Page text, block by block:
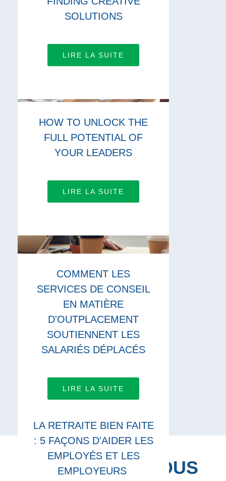
SOLUTIONS
LIRE LA SUITE
HOW TO UNLOCK THE
FULL POTENTIAL OF
YOUR LEADERS
LIRE LA SUITE
COMMENT LES
SERVICES DE CONSEIL
EN MATIÈRE
D'OUTPLACEMENT
SOUTIENNENT LES
SALARIÉS DÉPLACÉS
LIRE LA SUITE
LA RETRAITE BIEN FAITE
: 5 FAÇONS D'AIDER LES
EMPLOYÉS ET LES
EMPLOYEURS
CONNECTEZ-VOUS